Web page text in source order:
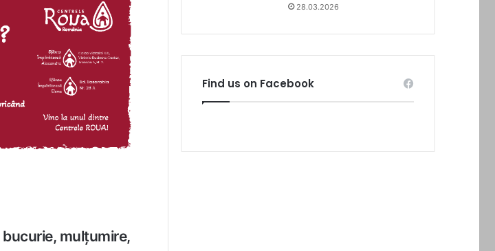
bucurie, mulțumire,
28.03.2026
Find us on Facebook